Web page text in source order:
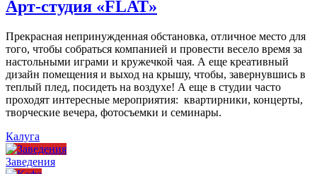
Арт-студия «FLAT»
Прекрасная непринужденная обстановка, отличное место для
того, чтобы собраться компанией и провести весело время за
настольными играми и кружечкой чая. А еще креативный
дизайн помещения и выход на крышу, чтобы, завернувшись в
теплый плед, посидеть на воздухе! А еще в студии часто
проходят интересные мероприятия: квартирники, концерты,
творческие вечера, фотосъемки и семинары.
Калуга
Заведения